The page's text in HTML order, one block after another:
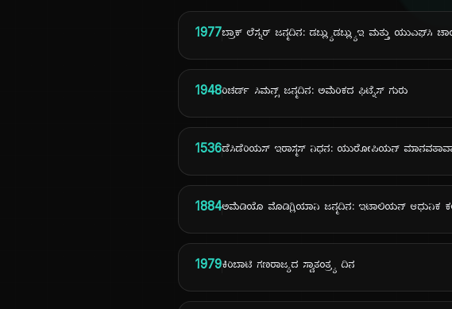
1977ಬ್ರಾಕ್ ಲೆಸ್ನರ್ ಜನ್ಮದಿನ: ಡಬ್ಲ್ಯುಡಬ್ಲ್ಯುಇ ಮತ್ತು ಯುಎಫ್‌ಸಿ
1948ರಿಚರ್ಡ್ ಸಿಮನ್ಸ್ ಜನ್ಮದಿನ: ಅಮೆರಿಕದ ಫಿಟ್ನೆಸ್ ಗುರು
1536ಡೆಸಿಡೆರಿಯಸ್ ಇರಾಸ್ಮಸ್ ನಿಧನ: ಯುರೋಪಿಯನ್
1884ಅಮೆಡಿಯೊ ಮೊಡಿಗ್ಲಿಯಾನಿ ಜನ್ಮದಿನ: ಇಟಾಲಿಯನ್ ಆಧುನಿಕ
1979ಕಿರಿಬಾಟಿ ಗಣರಾಜ್ಯದ ಸ್ವಾತಂತ್ರ್ಯ ದಿನ